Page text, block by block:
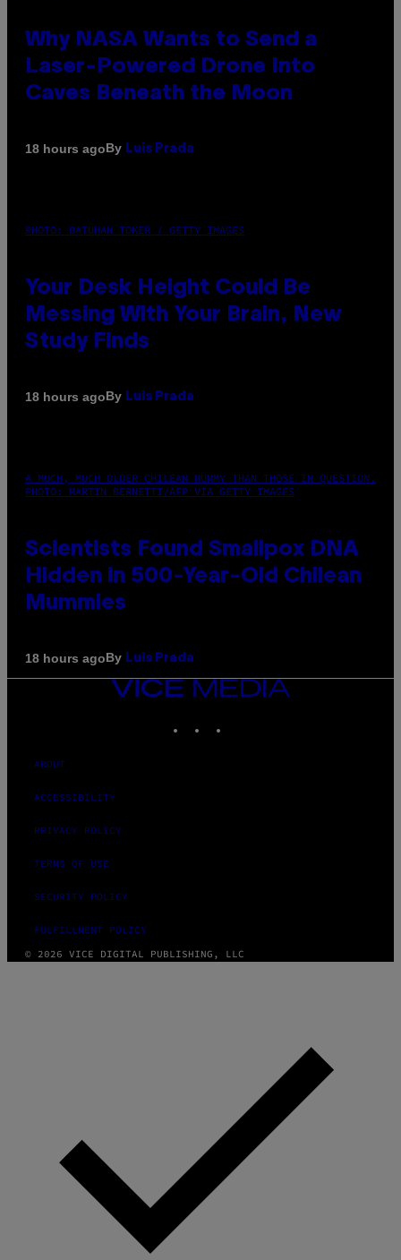
Why NASA Wants to Send a
Laser-Powered Drone Into
Caves Beneath the Moon
18 hours agoBy Luis Prada
PHOTO: BATUHAN TOKER / GETTY IMAGES
Your Desk Height Could Be
Messing With Your Brain, New
Study Finds
18 hours agoBy Luis Prada
A MUCH, MUCH OLDER CHILEAN MUMMY THAN THOSE IN QUESTION.
PHOTO: MARTIN BERNETTI/AFP VIA GETTY IMAGES
Scientists Found Smallpox DNA
Hidden in 500-Year-Old Chilean
Mummies
18 hours agoBy Luis Prada
VICE
MEDIA
ABOUT
ACCESSIBILITY
PRIVACY POLICY
TERMS OF USE
SECURITY POLICY
FULFILLMENT POLICY
© 2026 VICE DIGITAL PUBLISHING, LLC